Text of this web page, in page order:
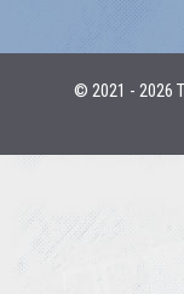
© 2021 - 2026